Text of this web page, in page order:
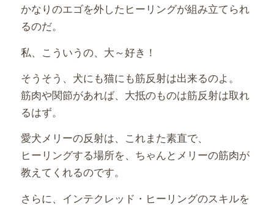
かなりのエゴを外したヒーリングが組み立てられ
るのだ。
私、こういうの、大～好き！
そうそう、犬にも猫にも筋反射は出来るのよ。
筋肉や関節があれば、大抵のものは筋反射は取れ
るはず。
愛犬メリーの反射は、これまた素直で、
ヒーリングする場所を、ちゃんとメリーの筋肉が
教えてくれるのです。
さらに、インテクレッド・ヒーリングのスキルを